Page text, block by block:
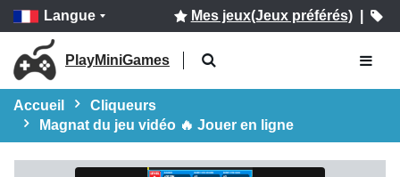
Langue Mes jeux(Jeux préférés)|
PlayMiniGames
Accueil
Cliqueurs
Magnat du jeu vidéo 🔥 Jouer en ligne